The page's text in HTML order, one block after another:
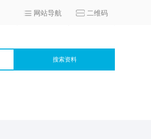
网站导航 二维码
搜索资料